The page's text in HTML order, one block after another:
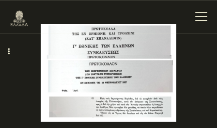
ΕΝΌΤΗΤΕΣ
ΞΥΛΌΚΑΣΤΡΟ –
ΕΥΡΩΣΤΊΝΗ